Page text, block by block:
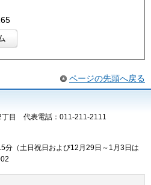
ページの先頭へ戻る
丁目 代表電話：011-211-2111
分（土日祝日および12月29日～1月3日は